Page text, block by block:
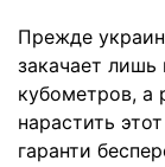
Прежде
закачает
кубометров, а
нарастить
гаранти